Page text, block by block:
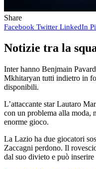
Share
Facebook Twitter LinkedIn
Notizie tra la
Inter hanno Benjmain
Mkhitaryan tutti indietro in
disponibili.
L’attaccante star Lautaro
con un problema alla moda,
enorme gioco.
La Lazio ha due giocatori
Zaccagni perdono. Il
dal suo divieto e può inserire